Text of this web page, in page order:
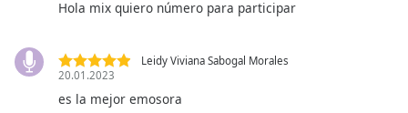
Hola mix quiero número para participar
Leidy Viviana Sabogal Morales
20.01.2023
es la mejor emosora